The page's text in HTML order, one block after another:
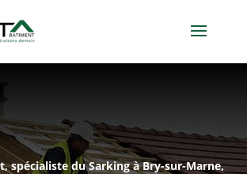
spécialiste du Sarking à Bry-sur-Marne,